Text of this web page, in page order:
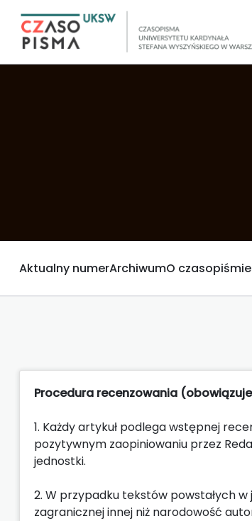
Aktualny numerArchiwumO czasopiśmie
Procedura recenzowania (obowiązuje
1. Każdy artykuł podlega wstępnej
pozytywnym zaopiniowaniu przez
jednostki.
2. W przypadku tekstów powstałych
zagranicznej innej niż narodowość